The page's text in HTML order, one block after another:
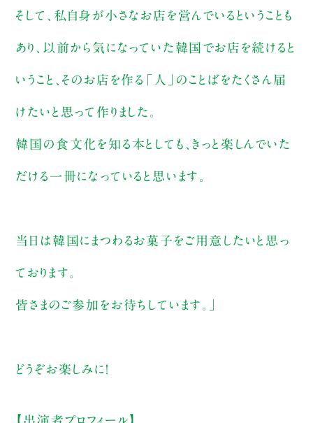
そして、私自身が小さなお店を営んでいるということも
あり、以前から気になっていた韓国でお店を続けると
いうこと、そのお店を作る「人」のことばをたくさん届
けたいと思って作りました。
韓国の食文化を知る本としても、きっと楽しんでいた
だける一冊になっていると思います。
当日は韓国にまつわるお菓子をご用意したいと思っ
ております。
皆さまのご参加をお待ちしています。」
どうぞお楽しみに！
【出演者プロフィール】